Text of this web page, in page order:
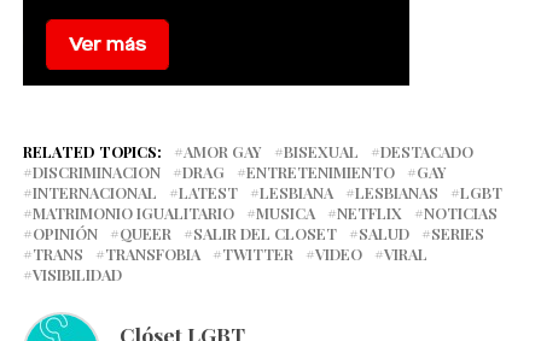
RELATED TOPICS: AMOR GAY BISEXUAL
DESTACADO
DISCRIMINACION
DRAG ENTRETENIMIENTO
GAY
INTERNACIONAL
LATEST LESBIANA LESBIANAS
LGBT
MATRIMONIO IGUALITARIO
MUSICA NETFLIX
NOTICIAS
OPINIÓN
QUEER SALIR DEL CLOSET SALUD
SERIES
TRANS
TRANSFOBIA TWITTER VIDEO
VIRAL
VISIBILIDAD
Clóset LGBT